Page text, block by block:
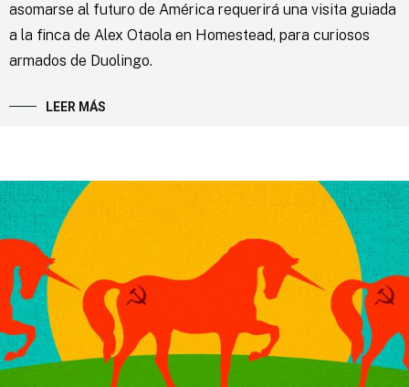
asomarse al futuro de América requerirá una visita guiada
a la finca de Alex Otaola en Homestead, para curiosos
armados de Duolingo.
LEER MÁS